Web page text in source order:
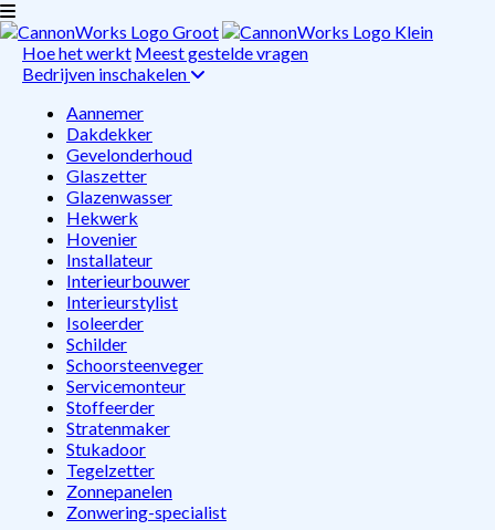
Hoe het werkt Meest gestelde vragen
Bedrijven inschakelen
Aannemer
Dakdekker
Gevelonderhoud
Glaszetter
Glazenwasser
Hekwerk
Hovenier
Installateur
Interieurbouwer
Interieurstylist
Isoleerder
Schilder
Schoorsteenveger
Servicemonteur
Stoffeerder
Stratenmaker
Stukadoor
Tegelzetter
Zonnepanelen
Zonwering-specialist